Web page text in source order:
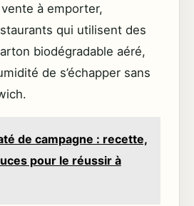
à emporter,
qui utilisent des
biodégradable aéré,
de s’échapper sans
de campagne : recette,
pour le réussir à